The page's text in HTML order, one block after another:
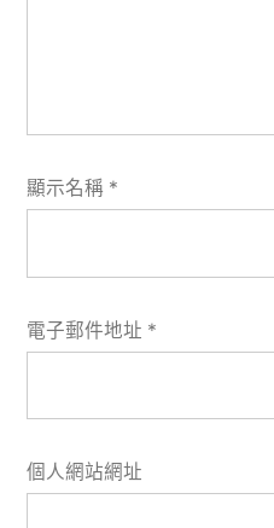
顯示名稱 *
電子郵件地址 *
個人網站網址